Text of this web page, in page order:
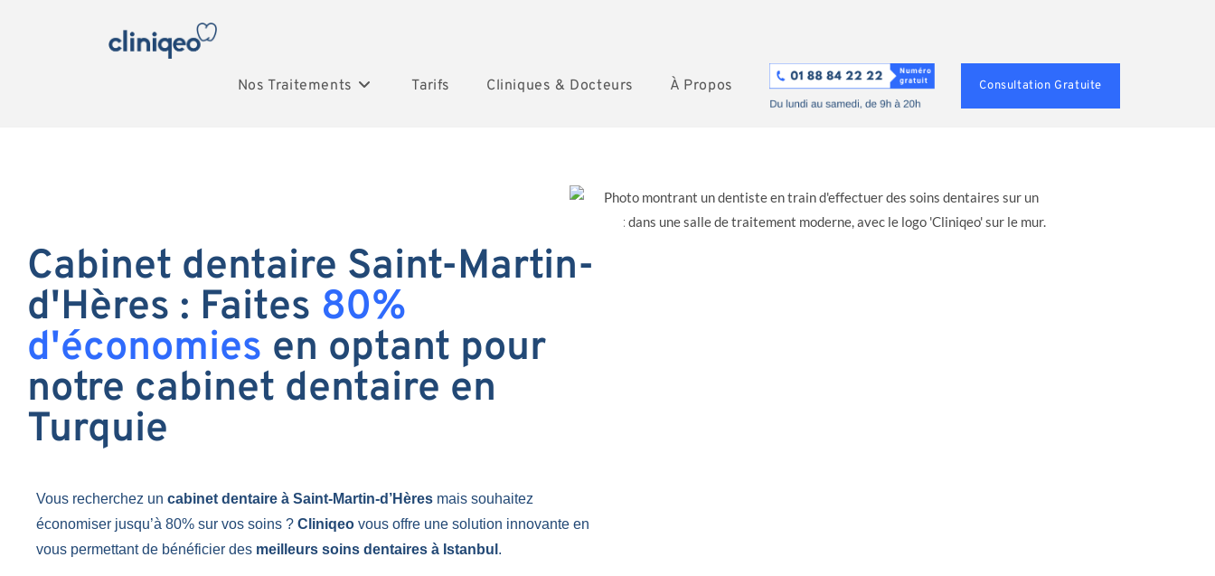
Nos Traitements Tarifs Cliniques & Docteurs À Propos Consultation Gratuite
Cabinet dentaire Saint-Martin-
d'Hères : Faites 80%
d'économies en optant pour
notre cabinet dentaire en
Turquie
Vous recherchez un cabinet dentaire à Saint-Martin-d’Hères mais souhaitez
économiser jusqu’à 80% sur vos soins ? Cliniqeo vous offre une solution innovante en
vous permettant de bénéficier des meilleurs soins dentaires à Istanbul .